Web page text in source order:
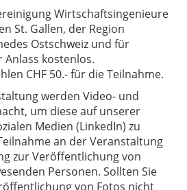
Wirtschaftsingenieure
St. Gallen, der Region
Ostschweiz und für
kostenlos.
CHF 50.- für die Teilnahme.
werden Video- und
um diese auf unserer
Medien (LinkedIn) zu
an der Veranstaltung
zur Veröffentlichung von
Personen. Sollten Sie
von Fotos nicht